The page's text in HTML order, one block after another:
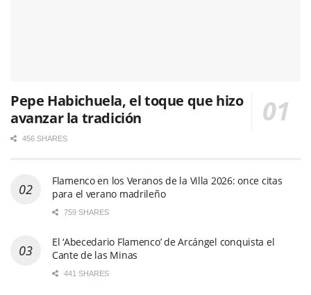
Pepe Habichuela, el toque que hizo
avanzar la tradición
456 SHARES
Flamenco en los Veranos de la Villa 2026: once citas
para el verano madrileño
759 SHARES
El ‘Abecedario Flamenco’ de Arcángel conquista el
Cante de las Minas
441 SHARES